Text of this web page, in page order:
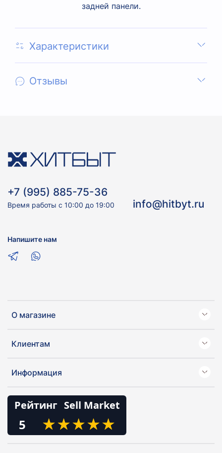
задней панели.
Характеристики
Отзывы
О магазине
Клиентам
Информация
Рейтинг Sell Market
5 ★
★★
★★
★★
★★
★
+7 (995) 885-75-36
Время работы с 10:00 до 19:00 info@hitbyt.ru
Напишите нам